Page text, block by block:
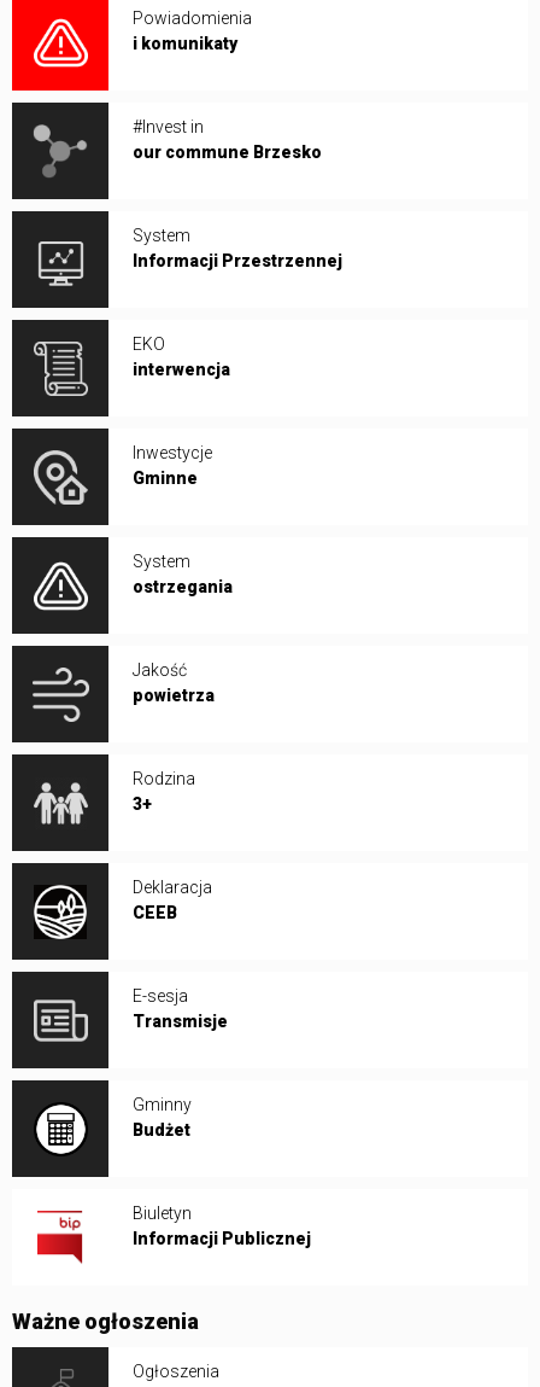
Powiadomienia
i komunikaty
#Invest in
our commune Brzesko
System
Informacji Przestrzennej
EKO
interwencja
Inwestycje
Gminne
System
ostrzegania
Jakość
powietrza
Rodzina
3+
Deklaracja
CEEB
E-sesja
Transmisje
Gminny
Budżet
Biuletyn
Informacji Publicznej
Ważne ogłoszenia
Ogłoszenia